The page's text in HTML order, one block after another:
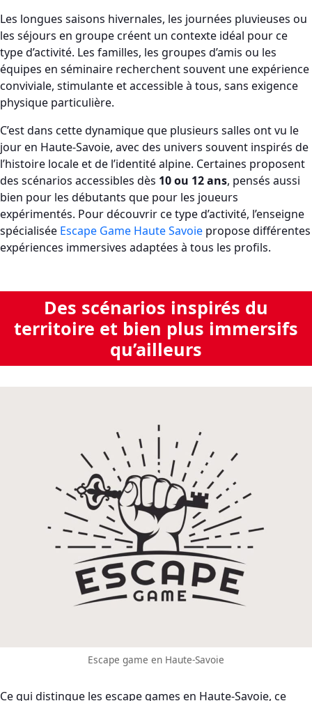
Les longues saisons hivernales, les journées pluvieuses ou
les séjours en groupe créent un contexte idéal pour ce
type d’activité. Les familles, les groupes d’amis ou les
équipes en séminaire recherchent souvent une expérience
conviviale, stimulante et accessible à tous, sans exigence
physique particulière.
C’est dans cette dynamique que plusieurs salles ont vu le
jour en Haute-Savoie, avec des univers souvent inspirés de
l’histoire locale et de l’identité alpine. Certaines proposent
des scénarios accessibles dès 10 ou 12 ans, pensés aussi
bien pour les débutants que pour les joueurs
expérimentés. Pour découvrir ce type d’activité, l’enseigne
spécialisée Escape Game Haute Savoie propose différentes
expériences immersives adaptées à tous les profils.
Des scénarios inspirés du
territoire et bien plus immersifs
qu’ailleurs
Escape game en Haute-Savoie
Ce qui distingue les escape games en Haute-Savoie, ce